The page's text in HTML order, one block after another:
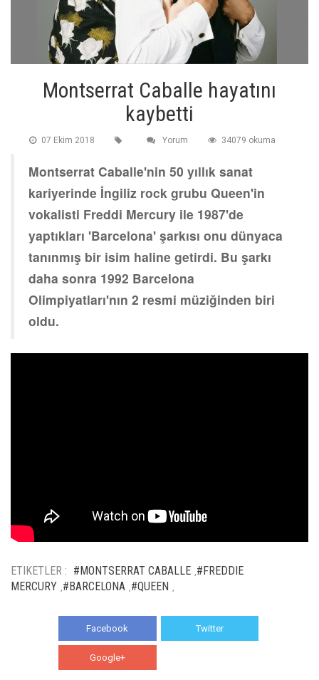
Montserrat Caballe hayatını
kaybetti
07 Ekim 2018 Yorum 34079 okuma
Montserrat Caballe'nin 50 yıllık sanat
kariyerinde İngiliz rock grubu Queen'in
vokalisti Freddi Mercury ile 1987'de
yaptıkları 'Barcelona' şarkısı onu dünyaca
tanınmış bir isim haline getirdi. Bu şarkı
daha sonra 1992 Barcelona
Olimpiyatları'nın 2 resmi müziğinden biri
oldu.
ETIKETLER : #MONTSERRAT CABALLE #FREDDIE
MERCURY #BARCELONA #QUEEN
Facebook Twitter
Google+